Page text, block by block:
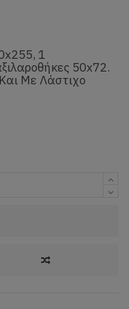
1
50x72.
Με Λάστιχο